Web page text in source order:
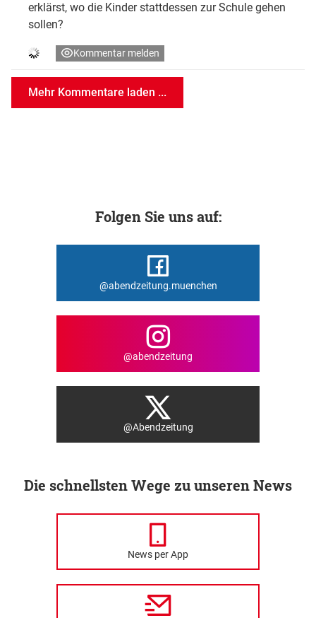
erklärst, wo die Kinder stattdessen zur Schule gehen
sollen?
Kommentar melden
Mehr Kommentare laden ...
Folgen Sie uns auf:
@abendzeitung.muenchen
@abendzeitung
@Abendzeitung
Die schnellsten Wege zu unseren News
News per App